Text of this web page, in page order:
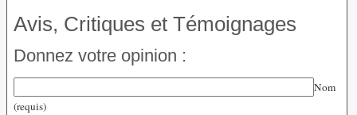
Avis, Critiques et Témoignages
Donnez votre opinion :
Nom
(requis)